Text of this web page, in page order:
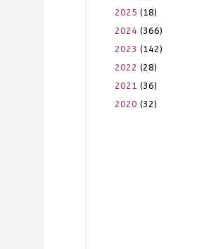
2025 (18)
2024 (366)
2023 (142)
2022 (28)
2021 (36)
2020 (32)